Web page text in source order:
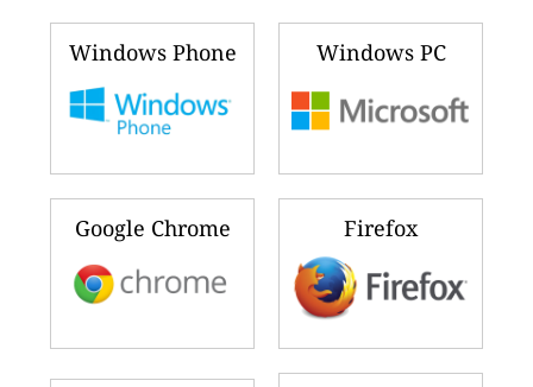
Windows Phone Windows PC
Google Chrome Firefox